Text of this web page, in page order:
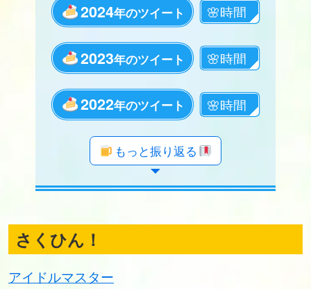
2024年のツイート
2023年のツイート
2022年のツイート
年のツイート
年のツイート
年のツイート
年のツイート
年のツイート
年のツイート
年のツイート
年のツイート
年のツイート
年のツイート
年のツイート
年のツイート
年のツイート
年のツイート
年のツイート
年のツイート
もっと振り返る
さくひん！
アイドルマスター